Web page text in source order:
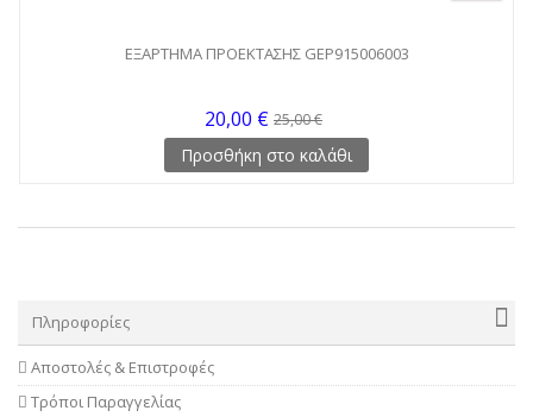
ΕΞΑΡΤΗΜΑ ΠΡΟΕΚΤΑΣΗΣ GEP915006003
20,00 € 25,00 €
Προσθήκη στο καλάθι
Πληροφορίες
Αποστολές & Επιστροφές
Τρόποι Παραγγελίας